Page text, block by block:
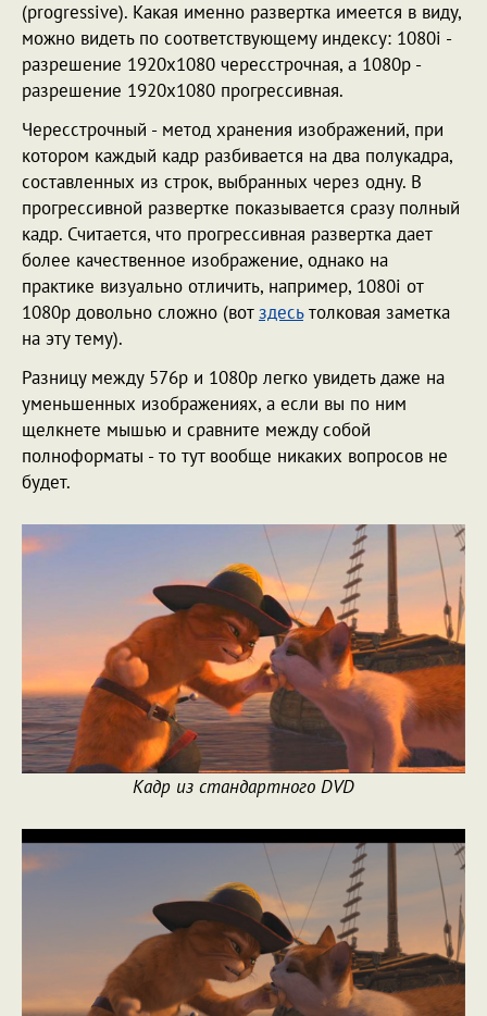
(progressive). Какая именно развертка имеется в виду,
можно видеть по соответствующему индексу: 1080i -
разрешение 1920х1080 чересстрочная, а 1080p -
разрешение 1920х1080 прогрессивная.
Чересстрочный - метод хранения изображений, при
котором каждый кадр разбивается на два полукадра,
составленных из строк, выбранных через одну. В
прогрессивной развертке показывается сразу полный
кадр. Считается, что прогрессивная развертка дает
более качественное изображение, однако на
практике визуально отличить, например, 1080i от
1080p довольно сложно (вотздесьтолковая заметка
на эту тему).
Разницу между 576p и 1080p легко увидеть даже на
уменьшенных изображениях, а если вы по ним
щелкнете мышью и сравните между собой
полноформаты - то тут вообще никаких вопросов не
будет.
Кадр из стандартного DVD